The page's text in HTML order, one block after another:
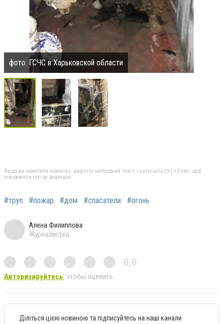
фото: ГСЧС в Харьковской области
Якщо ви помітили помилку, виділіть необхідний текст і натисніть Ctrl + Enter, щоб
повідомити про це редакцію
#труп #пожар #дом #спасатели #огонь
Алена Филиппова
Журналистка
0,0
Авторизируйтесь, чтобы оценить
Діліться цією новиною та підписуйтесь на наші канали